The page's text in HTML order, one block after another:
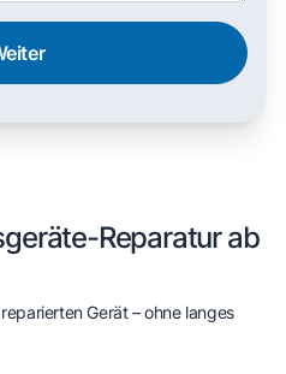
Reparatur ab
Gerät – ohne langes